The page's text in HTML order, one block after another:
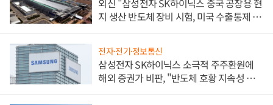
외신 "삼성전자 SK하이닉스 중국 공장용 현
지 생산 반도체 장비 시험, 미국 수출통제 대
전자·전기·정보통신
삼성전자 SK하이닉스 소극적 주주환원에
해외 증권가 비판, "반도체 호황 지속성 의